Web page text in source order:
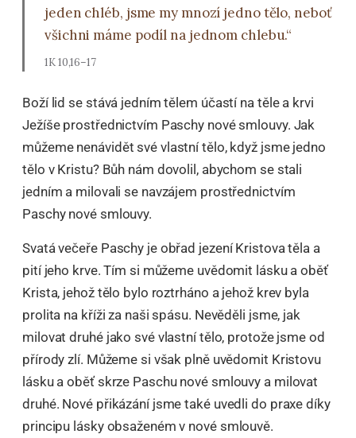
jeden chléb, jsme my mnozí jedno tělo, neboť
všichni máme podíl na jednom chlebu.“
1K 10,16–17
Boží lid se stává jedním tělem účastí na těle a krvi
Ježíše prostřednictvím Paschy nové smlouvy. Jak
můžeme nenávidět své vlastní tělo, když jsme jedno
tělo v Kristu? Bůh nám dovolil, abychom se stali
jedním a milovali se navzájem prostřednictvím
Paschy nové smlouvy.
Svatá večeře Paschy je obřad jezení Kristova těla a
pití jeho krve. Tím si můžeme uvědomit lásku a oběť
Krista, jehož tělo bylo roztrháno a jehož krev byla
prolita na kříži za naši spásu. Nevěděli jsme, jak
milovat druhé jako své vlastní tělo, protože jsme od
přírody zlí. Můžeme si však plně uvědomit Kristovu
lásku a oběť skrze Paschu nové smlouvy a milovat
druhé. Nové přikázání jsme také uvedli do praxe díky
principu lásky obsaženém v nové smlouvě.